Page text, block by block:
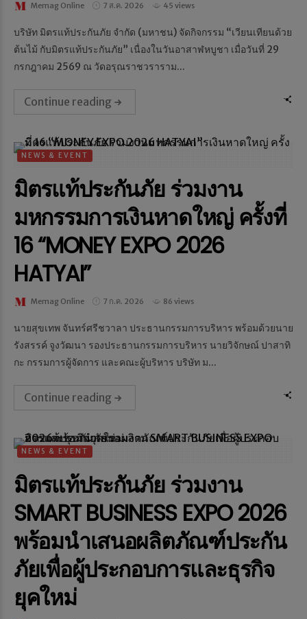
Memag Online 7 ส.ค. 2026 45 views
บริษัท มิตรแท้ประกันภัย จำกัด (มหาชน) จัดกิจกรรม “เวียนเทียนด้วย
ต้นไม้ กับมิตรแท้ประกันภัย” เนื่องในวันอาสาฬหบูชา เมื่อวันที่ 29
กรกฎาคม 2569 ณ วัดอรุณราชวราราม...
Continue reading
NEWS & EVENT
มิตรแท้ประกันภัย ร่วมงาน
มหกรรมการเงินหาดใหญ่ ครั้งที่
16 “MONEY EXPO 2026
HATYAI”
Memag Online 7 ก.ค. 2026 86 views
นายสุขเทพ จันทร์ศรีชวาลา ประธานกรรมการบริหาร พร้อมด้วยนาย
รังสรรค์ จูงวัฒนา รองประธานกรรมการบริหาร นายวิจักษณ์ ปาสาทิ
กะ กรรมการผู้จัดการ และคณะผู้บริหาร บริษัท ม...
Continue reading
NEWS & EVENT
มิตรแท้ประกันภัย ร่วมงาน
SMART BUSINESS EXPO 2026
พร้อมนำเสนอผลิตภัณฑ์ประกัน
ภัยเพื่อผู้ประกอบการและธุรกิจ
ยุคใหม่